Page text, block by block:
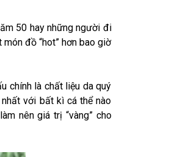
50 hay những người đi
đồ “hot” hơn bao giờ
chính là chất liệu da quý
với bất kì cá thể nào
nên giá trị “vàng” cho